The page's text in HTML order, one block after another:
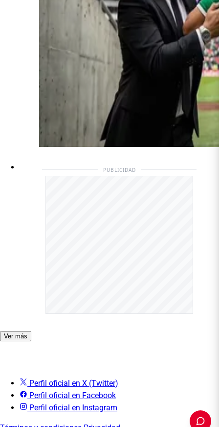
PUBLICIDAD
Ver más
Perfil oficial en X (Twitter)
Perfil oficial en Facebook
Perfil oficial en Instagram